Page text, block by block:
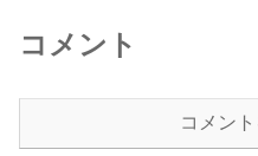
コメント
コメン